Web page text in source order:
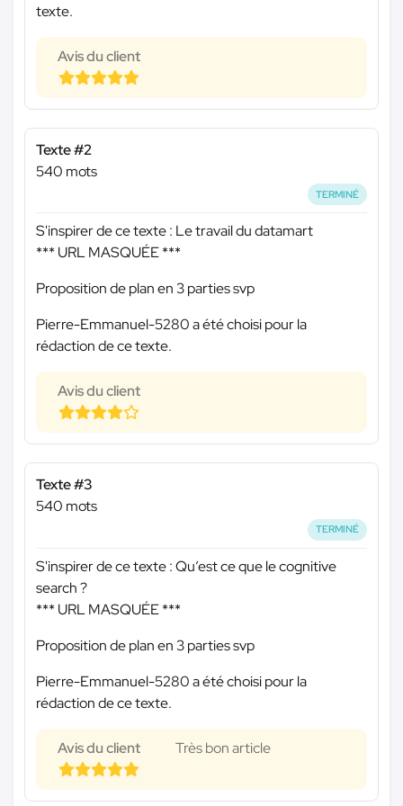
texte.
Avis du client
Texte #2
540 mots
TERMINÉ
S'inspirer de ce texte : Le travail du datamart
*** URL MASQUÉE ***
Proposition de plan en 3 parties svp
Pierre-Emmanuel-5280 a été choisi pour la
rédaction de ce texte.
Avis du client
Texte #3
540 mots
TERMINÉ
S'inspirer de ce texte : Qu’est ce que le cognitive
search ?
*** URL MASQUÉE ***
Proposition de plan en 3 parties svp
Pierre-Emmanuel-5280 a été choisi pour la
rédaction de ce texte.
Avis du client Très bon article